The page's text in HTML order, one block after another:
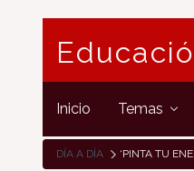
Inicio Temas
DÍA A DÍA ‘PINTA TU ENERGÍA LIMPIA’,